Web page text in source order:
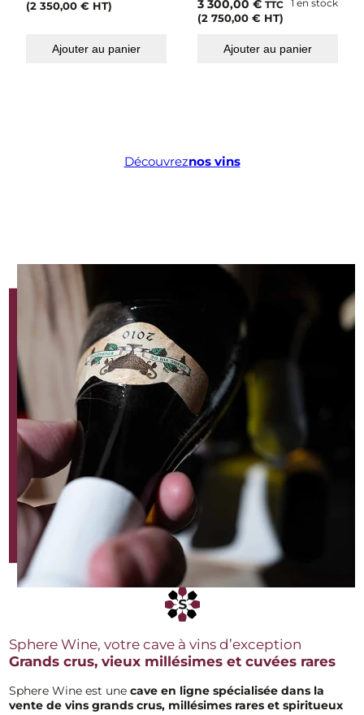
(2 350,00€ HT)
Ajouter au panier
3 300,00€ TTC
(2 750,00€ HT)
1 en stock
Ajouter au panier
Découvreznos vins
Sphere Wine, votre cave à vins d’exception
Grands crus, vieux millésimes et cuvées rares
Sphere Wine est une cave en ligne spécialisée dans la
vente de vins grands crus, millésimes rares et spiritueux